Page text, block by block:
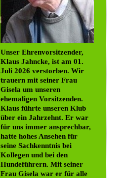
Unser Ehrenvorsitzender,
Klaus Jahncke, ist am 01.
Juli 2026 verstorben. Wir
trauern mit seiner Frau
Gisela um unseren
ehemaligen Vorsitzenden.
Klaus führte unseren Klub
über ein Jahrzehnt. Er war
für uns immer ansprechbar,
hatte hohes Ansehen für
seine Sachkenntnis bei
Kollegen und bei den
Hundeführern. Mit seiner
Frau Gisela war er für alle